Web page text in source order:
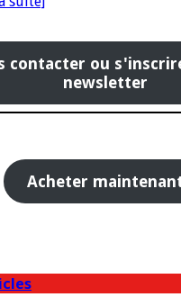
contacter ou
newsletter
Acheter